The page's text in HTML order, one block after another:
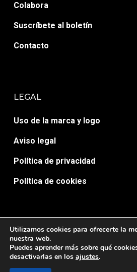
Colabora
Suscríbete al boletín
Contacto
LEGAL
Uso de la marca y logo
Aviso legal
Política de privacidad
Política de cookies
© AULA 7 ACTIVA. Desarrollado por
Utilizamos cookies para ofrecerte la
nuestra web.
Puedes aprender más sobre qué
desactivarlas en los ajustes.